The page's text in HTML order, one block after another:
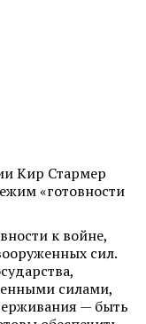
Кир Стармер
«готовности
к войне,
сил.
силами,
— быть